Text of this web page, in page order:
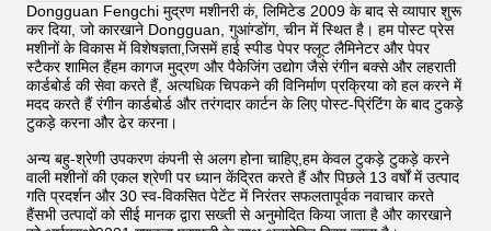
Dongguan Fengchi मुद्रण मशीनरी कं, लिमिटेड 2009 के बाद से व्यापार शुरू
कर दिया, जो कारखाने Dongguan, गुआंग्डोंग, चीन में स्थित है। हम पोस्ट प्रेस
मशीनों के विकास में विशेषज्ञता,जिसमें हाई स्पीड पेपर फ्लूट लैमिनेटर और पेपर
स्टैकर शामिल हैंहम कागज मुद्रण और पैकेजिंग उद्योग जैसे रंगीन बक्से और लहराती
कार्डबोर्ड की सेवा करते हैं, अत्यधिक चिपकने की विनिर्माण प्रक्रिया को हल करने में
मदद करते हैं रंगीन कार्डबोर्ड और तरंगदार कार्टन के लिए पोस्ट-प्रिंटिंग के बाद टुकड़े
टुकड़े करना और ढेर करना।
अन्य बहु-श्रेणी उपकरण कंपनी से अलग होना चाहिए,हम केवल टुकड़े टुकड़े करने
वाली मशीनों की एकल श्रेणी पर ध्यान केंद्रित करते हैं और पिछले 13 वर्षों में उत्पाद
गति प्रदर्शन और 30 स्व-विकसित पेटेंट में निरंतर सफलतापूर्वक नवाचार करते
हैंसभी उत्पादों को सीई मानक द्वारा सख्ती से अनुमोदित किया जाता है और कारखाने